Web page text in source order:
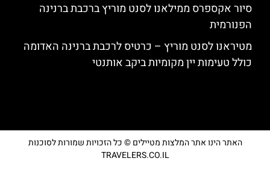
סיור אקספרס ממילאנו לסנט מוריץ ברכבת ברנינה
הפנורמית
מטיראנו לסנט מוריץ – כרטיס לרכבת ברנינה האדומה
כולל טעימות יין מקומיות ביקב אותנטי
האתר הינו אתר המלצות מטיילים © כל הזכויות שמורות לסוכנות
TRAVELERS.CO.IL